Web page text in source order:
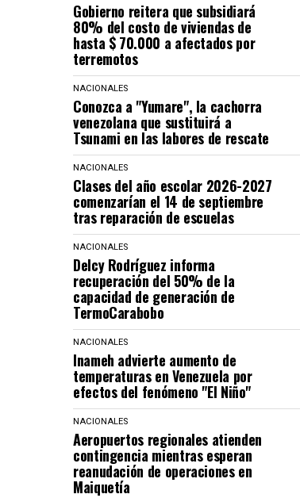
Gobierno reitera que subsidiará
80% del costo de viviendas de
hasta $ 70.000 a afectados por
terremotos
NACIONALES
Conozca a "Yumare", la cachorra
venezolana que sustituirá a
Tsunami en las labores de rescate
NACIONALES
Clases del año escolar 2026-2027
comenzarían el 14 de septiembre
tras reparación de escuelas
NACIONALES
Delcy Rodríguez informa
recuperación del 50% de la
capacidad de generación de
TermoCarabobo
NACIONALES
Inameh advierte aumento de
temperaturas en Venezuela por
efectos del fenómeno "El Niño"
NACIONALES
Aeropuertos regionales atienden
contingencia mientras esperan
reanudación de operaciones en
Maiquetía